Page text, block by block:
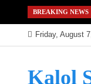
to
content
BREAKING NEWS
Friday, August
Kalol